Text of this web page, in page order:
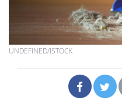
UNDEFINED/ISTOCK